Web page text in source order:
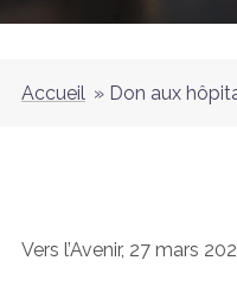
Accueil » Don aux
Vers l’Avenir, 27 mars